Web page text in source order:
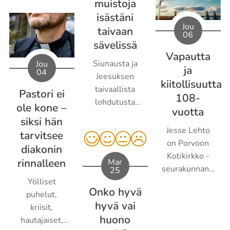
arki ja rukous
kietoutuivat
luontevasti
yhteen –
kodeissa,
pienissä
yhteisöissä,
kasvokkain
elettynä
elämänä (Apt.
2:42–47).
"He
pysyivät...
kaksi vuotta
Porvoon
Kotikirkkoon,
josta on sanan
mukaisesti
tullut minulle
kuin toinen
koti. Oikein
kunnolla
seurakuntaperheen
elämään
pääsin
aloin palvella
erilaisissa
työmuodoissa.
Mottoni on
muistoja
isästäni
taivaan
sävelissä
Siunausta ja
Jeesuksen
taivaallista
lohdutusta
menettäneille
toivottaen.
Jou
06
Vapautta
ja
kiitollisuutta
108-
vuotta
Jesse Lehto
on Porvoon
Kotikirkko -
seurakunnan -
Jou
04
Pastori ei
ole kone –
siksi hän
tarvitsee
diakonin
rinnalleen
Yölliset
puhelut,
kriisit,
hautajaiset,
Mar
25
Onko hyvä
hyvä vai
huono